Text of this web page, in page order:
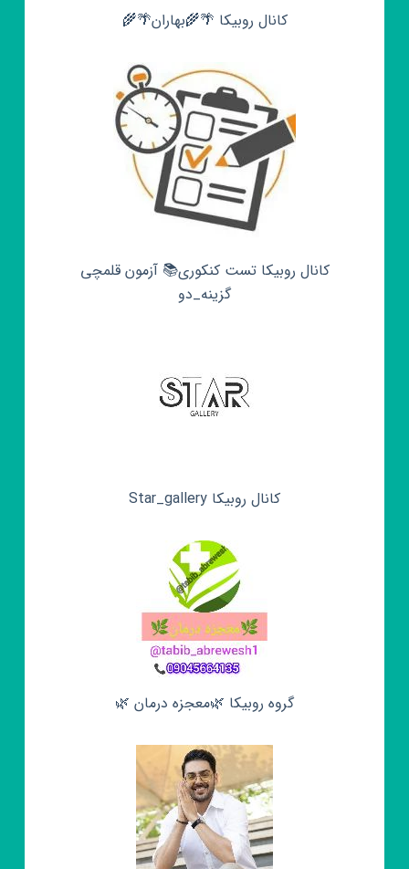
کانال روبیکا 🌴🌾بهاران🌴🌾
کانال روبیکا تست کنکوری📚 آزمون قلمچی‌‌
گزینه_دو
کانال روبیکا Star_gallery
گروه روبیکا 🌿معجزه درمان 🌿